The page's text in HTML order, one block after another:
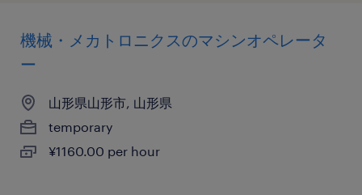
機械・メカトロニクスのマシンオペレータ
ー
山形県山形市, 山形県
temporary
¥1160.00 per hour